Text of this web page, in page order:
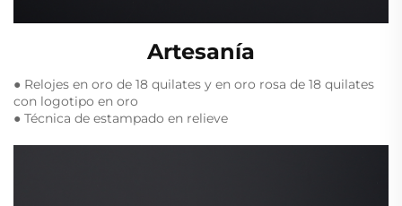
Artesanía
● Relojes en oro de 18 quilates y en oro rosa de 18 quilates
con logotipo en oro
● Técnica de estampado en relieve